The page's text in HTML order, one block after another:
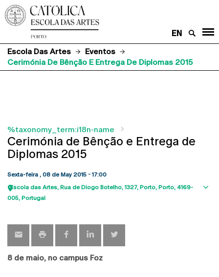
EN
Escola Das Artes
Eventos
Cerimónia De Bênção E Entrega De Diplomas 2015
%taxonomy_term:i18n-name
Cerimónia de Bênção e Entrega de
Diplomas 2015
Sexta-feira , 08 de May 2015 - 17:00
Escola das Artes Rua de Diogo Botelho, 1327 Porto Porto 4169-
005 Portugal
8 de maio, no campus Foz